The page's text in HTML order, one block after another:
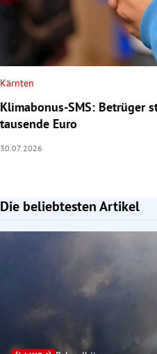
Kärnten
Klimabonus-SMS: Betrüger
tausende Euro
30.07.2026
Die beliebtesten Artikel
Slide 1 von 7